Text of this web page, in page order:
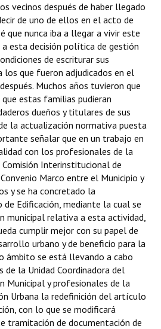
vecinos después de haber llegado
de uno de ellos en el acto de
que nunca iba a llegar a vivir este
a esta decisión política de gestión
de escriturar sus
los que fueron adjudicados en el
Muchos años tuvieron que
estas familias pudieran
dueños y titulares de sus
la actualización normativa puesta
señalar que en un trabajo en
con los profesionales de la
Interinstitucional de
Marco entre el Municipio y
y se ha concretado la
de Edificación, mediante la cual se
municipal relativa a esta actividad,
cumplir mejor con su papel de
urbano y de beneficio para la
ámbito se está llevando a cabo
de la Unidad Coordinadora del
Municipal y profesionales de la
Urbana la redefinición del artículo
con lo que se modificará
de documentación de